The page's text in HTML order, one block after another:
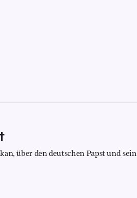
über den deutschen Papst und sein